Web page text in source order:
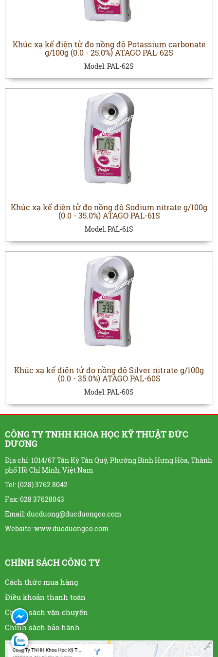
Khúc xạ kế điện tử đo nồng độ Potassium carbonate
g/100g (0.0 - 25.0%) ATAGO PAL-62S
Model:PAL-62S
Khúc xạ kế điện tử đo nồng độ Sodium nitrate g/100g
(0.0 - 35.0%) ATAGO PAL-61S
Model:PAL-61S
Khúc xạ kế điện tử đo nồng độ Silver nitrate g/100g
(0.0 - 35.0%) ATAGO PAL-60S
Model:PAL-60S
CÔNG TY TNHH KHOA HỌC KỸ THUẬT ĐỨC
DƯƠNG
Địa chỉ: 1014/67 Tân Kỳ Tân Quý, Phường Bình Hưng Hòa, Thành
phố Hồ Chí Minh, Việt Nam
Tel: (028) 3762 8042
Fax: 028 37628043
Email: ducduong@ducduongco.com
Website:www.ducduongco.com
CHÍNH SÁCH CÔNG TY
Cách thức mua hàng
Điều khoản thanh toán
Chính sách vận chuyển
Chính sách bảo hành